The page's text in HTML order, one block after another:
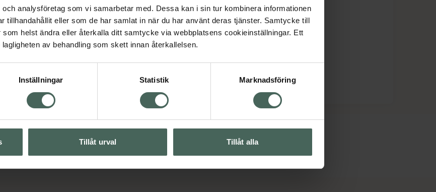
analysföretag som vi samarbetar med. Dessa kan i sin tur kombinera informationen
tillhandahållit eller som de har samlat in när du har använt deras tjänster. Samtycke till
helst ändra eller återkalla ditt samtycke via webbplatsens cookieinställningar. Ett
av behandling som skett innan återkallelsen.
Inställningar Statistik Marknadsföring
Tillåt urval Tillåt alla
Visa